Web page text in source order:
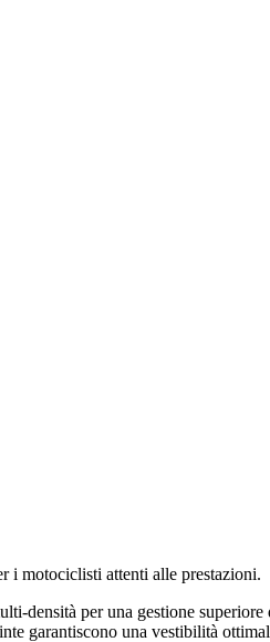
i motociclisti attenti alle prestazioni.
densità per una gestione
garantiscono una vestibilità